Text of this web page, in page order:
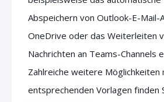
Abspeichern von Outlook-E-Mail-
OneDrive oder das Weiterleiten
Nachrichten an Teams-Channels
Zahlreiche weitere Möglichkeiten
entsprechenden Vorlagen finden